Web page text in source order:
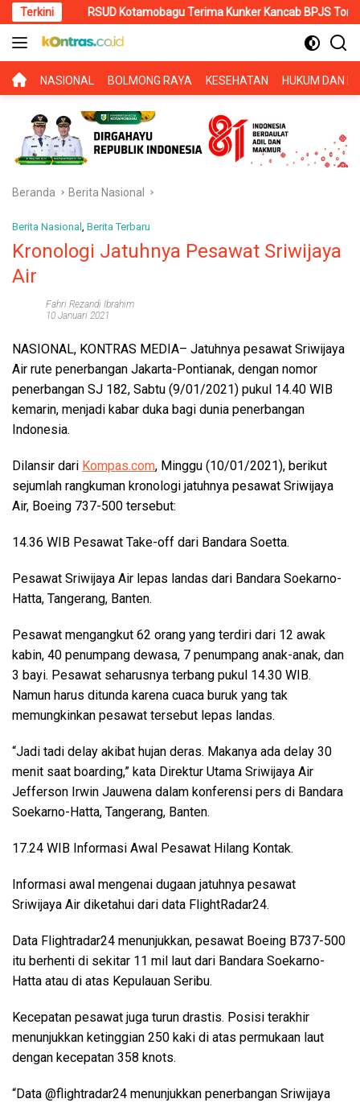
Langsung
ke
konten
Terkini
Kotamobagu Terima Kunker Kancab BPJS Tondano, Tinjau
BERANDA
NASIONAL BOLMONG RAYA KESEHATAN HUKUM DAN
Beranda Berita Nasional
Berita Nasional Berita Terbaru
Kronologi Jatuhnya Pesawat Sriwijaya
Air
Fahri Rezandi Ibrahim
10 Januari 2021
NASIONAL, KONTRAS MEDIA– Jatuhnya pesawat Sriwijaya
Air rute penerbangan Jakarta-Pontianak, dengan nomor
penerbangan SJ 182, Sabtu (9/01/2021) pukul 14.40 WIB
kemarin, menjadi kabar duka bagi dunia penerbangan
Indonesia.
Dilansir dari Kompas.com, Minggu (10/01/2021), berikut
sejumlah rangkuman kronologi jatuhnya pesawat Sriwijaya
Air, Boeing 737-500 tersebut:
14.36 WIB Pesawat Take-off dari Bandara Soetta.
Pesawat Sriwijaya Air lepas landas dari Bandara Soekarno-
Hatta, Tangerang, Banten.
Pesawat mengangkut 62 orang yang terdiri dari 12 awak
kabin, 40 penumpang dewasa, 7 penumpang anak-anak, dan
3 bayi. Pesawat seharusnya terbang pukul 14.30 WIB.
Namun harus ditunda karena cuaca buruk yang tak
memungkinkan pesawat tersebut lepas landas.
“Jadi tadi delay akibat hujan deras. Makanya ada delay 30
menit saat boarding,” kata Direktur Utama Sriwijaya Air
Jefferson Irwin Jauwena dalam konferensi pers di Bandara
Soekarno-Hatta, Tangerang, Banten.
17.24 WIB Informasi Awal Pesawat Hilang Kontak.
Informasi awal mengenai dugaan jatuhnya pesawat
Sriwijaya Air diketahui dari data FlightRadar24.
Data Flightradar24 menunjukkan, pesawat Boeing B737-500
itu berhenti di sekitar 11 mil laut dari Bandara Soekarno-
Hatta atau di atas Kepulauan Seribu.
Kecepatan pesawat juga turun drastis. Posisi terakhir
menunjukkan ketinggian 250 kaki di atas permukaan laut
dengan kecepatan 358 knots.
“Data @flightradar24 menunjukkan penerbangan Sriwijaya